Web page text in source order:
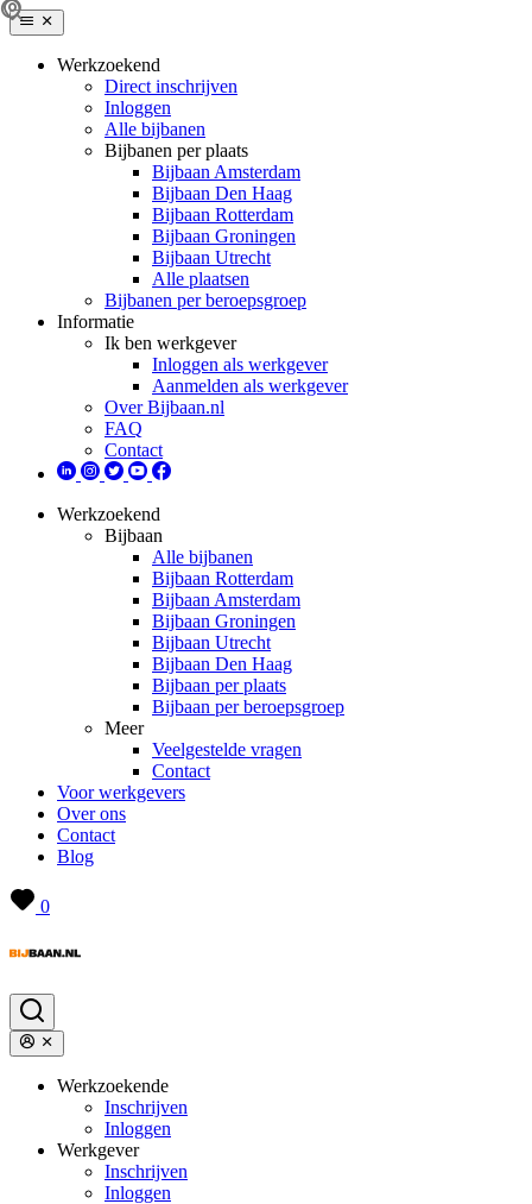
Werkzoekend
Direct inschrijven
Inloggen
Alle bijbanen
Bijbanen per plaats
Bijbaan Amsterdam
Bijbaan Den Haag
Bijbaan Rotterdam
Bijbaan Groningen
Bijbaan Utrecht
Alle plaatsen
Bijbanen per beroepsgroep
Informatie
Ik ben werkgever
Inloggen als werkgever
Aanmelden als werkgever
Over Bijbaan.nl
FAQ
Contact
Werkzoekend
Bijbaan
Alle bijbanen
Bijbaan Rotterdam
Bijbaan Amsterdam
Bijbaan Groningen
Bijbaan Utrecht
Bijbaan Den Haag
Bijbaan per plaats
Bijbaan per beroepsgroep
Meer
Veelgestelde vragen
Contact
Voor werkgevers
Over ons
Contact
Blog
0
Werkzoekende
Inschrijven
Inloggen
Werkgever
Inschrijven
Inloggen